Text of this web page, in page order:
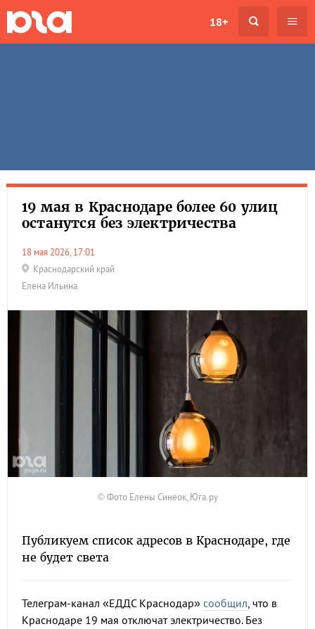
18+
19 мая в Краснодаре более 60 улиц
останутся без электричества
18 мая 2026, 17:01
Краснодарский край
Елена Ильина
© Фото Елены Синеок, Юга.ру
Публикуем список адресов в Краснодаре, где
не будет света
Телеграм-канал «ЕДДС Краснодар» сообщил, что в
Краснодаре 19 мая отключат электричество. Без